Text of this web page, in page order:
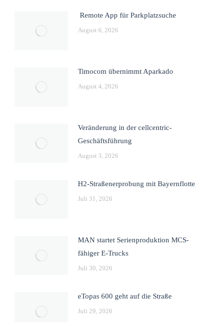
Remote App für Parkplatzsuche
August 6, 2026
Timocom übernimmt Aparkado
August 4, 2026
Veränderung in der cellcentric-
Geschäftsführung
August 3, 2026
H2-Straßenerprobung mit Bayernflotte
Juli 31, 2026
MAN startet Serienproduktion MCS-
fähiger E-Trucks
Juli 30, 2026
eTopas 600 geht auf die Straße
Juli 29, 2026